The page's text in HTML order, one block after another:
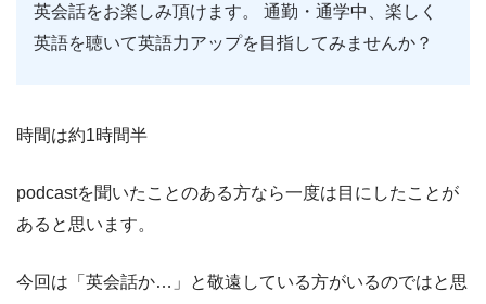
英会話をお楽しみ頂けます。 通勤・通学中、楽しく
英語を聴いて英語力アップを目指してみませんか？
時間は約1時間半
podcastを聞いたことのある方なら一度は目にしたことが
あると思います。
今回は「英会話か…」と敬遠している方がいるのではと思